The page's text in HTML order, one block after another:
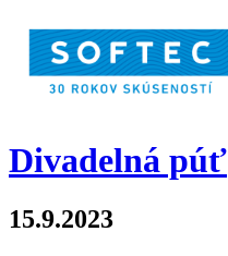
content
Divadelná púť
15.9.2023